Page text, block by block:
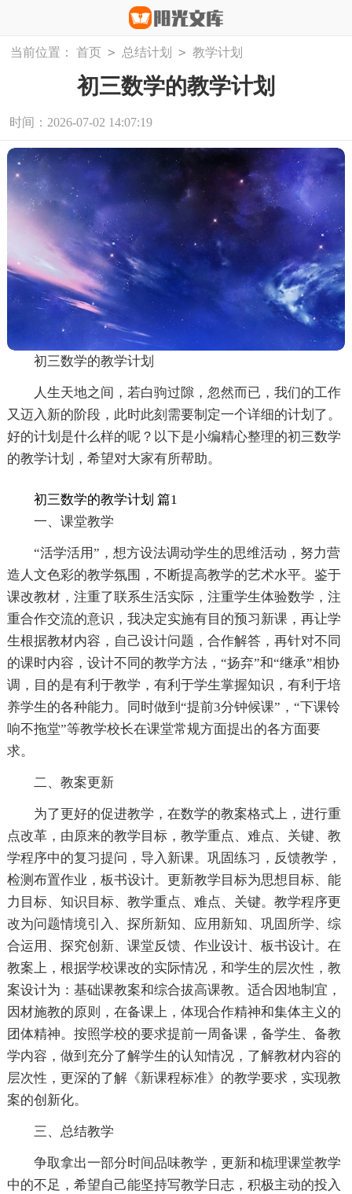
当前位置： 首页 > 总结计划 > 教学计划
初三数学的教学计划
时间：2026-07-02 14:07:19
初三数学的教学计划
人生天地之间，若白驹过隙，忽然而已，我们的工作
又迈入新的阶段，此时此刻需要制定一个详细的计划了。
好的计划是什么样的呢？以下是小编精心整理的初三数学
的教学计划，希望对大家有所帮助。
初三数学的教学计划 篇1
一、课堂教学
“活学活用”，想方设法调动学生的思维活动，努力营
造人文色彩的教学氛围，不断提高教学的艺术水平。鉴于
课改教材，注重了联系生活实际，注重学生体验数学，注
重合作交流的意识，我决定实施有目的预习新课，再让学
生根据教材内容，自己设计问题，合作解答，再针对不同
的课时内容，设计不同的教学方法，“扬弃”和“继承”相协
调，目的是有利于教学，有利于学生掌握知识，有利于培
养学生的各种能力。同时做到“提前3分钟候课”，“下课铃
响不拖堂”等教学校长在课堂常规方面提出的各方面要
求。
二、教案更新
为了更好的促进教学，在数学的教案格式上，进行重
点改革，由原来的教学目标，教学重点、难点、关键、教
学程序中的复习提问，导入新课。巩固练习，反馈教学，
检测布置作业，板书设计。更新教学目标为思想目标、能
力目标、知识目标、教学重点、难点、关键。教学程序更
改为问题情境引入、探所新知、应用新知、巩固所学、综
合运用、探究创新、课堂反馈、作业设计、板书设计。在
教案上，根据学校课改的实际情况，和学生的层次性，教
案设计为：基础课教案和综合拔高课教。适合因地制宜，
因材施教的原则，在备课上，体现合作精神和集体主义的
团体精神。按照学校的要求提前一周备课，备学生、备教
学内容，做到充分了解学生的认知情况，了解教材内容的
层次性，更深的了解《新课程标准》的教学要求，实现教
案的创新化。
三、总结教学
争取拿出一部分时间品味教学，更新和梳理课堂教学
中的不足，希望自己能坚持写教学日志，积极主动的投入